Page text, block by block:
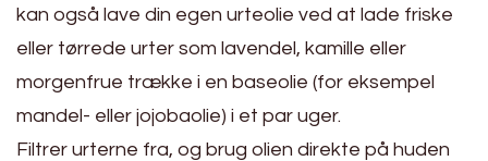
kan også lave din egen urteolie ved at lade friske
eller tørrede urter som lavendel, kamille eller
morgenfrue trække i en baseolie (for eksempel
mandel- eller jojobaolie) i et par uger.
Filtrer urterne fra, og brug olien direkte på huden